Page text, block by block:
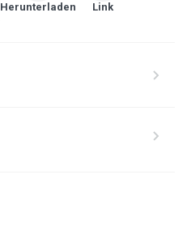
Herunterladen Link